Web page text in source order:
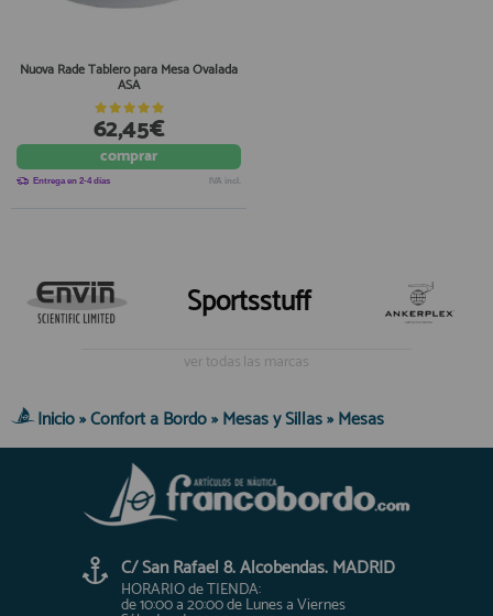
Nuova Rade Tablero para Mesa Ovalada
ASA
62,45€
comprar
Entrega en 2-4 días IVA incl.
Sportsstuff
ver todas las marcas
Inicio»Confort a Bordo»Mesas y Sillas»Mesas
C/ San Rafael 8. Alcobendas. MADRID
HORARIO de TIENDA:
de 10:00 a 20:00 de Lunes a Viernes